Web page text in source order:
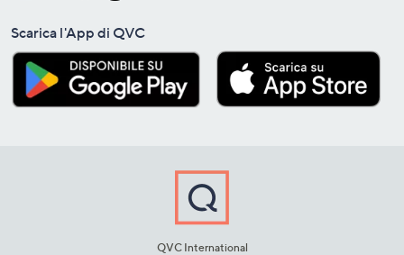
Scarica l'App di QVC
QVC International